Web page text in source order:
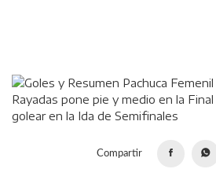
Compartir